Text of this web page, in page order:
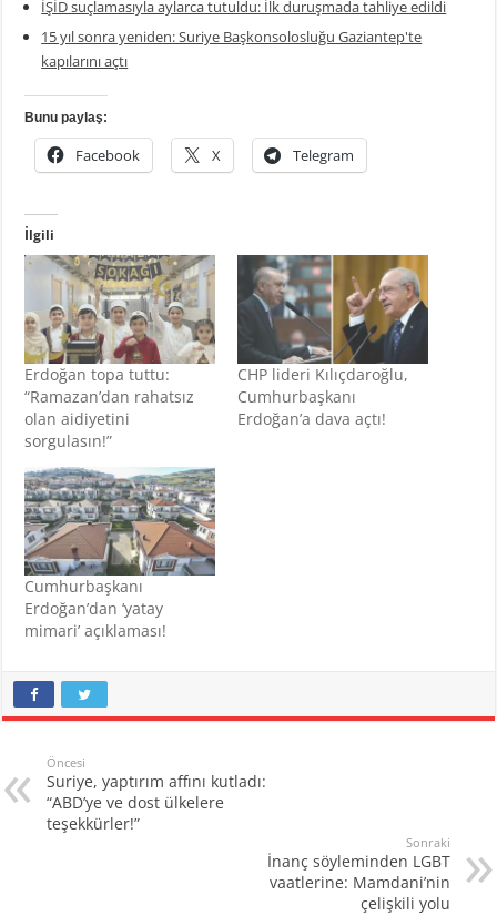
İŞİD suçlamasıyla aylarca tutuldu: İlk duruşmada tahliye edildi
15 yıl sonra yeniden: Suriye Başkonsolosluğu Gaziantep'te
kapılarını açtı
Bunu paylaş:
Facebook X Telegram
İlgili
Erdoğan topa tuttu:
“Ramazan’dan rahatsız
olan aidiyetini
sorgulasın!”
CHP lideri Kılıçdaroğlu,
Cumhurbaşkanı
Erdoğan’a dava açtı!
Cumhurbaşkanı
Erdoğan’dan ‘yatay
mimari’ açıklaması!
Öncesi
Suriye, yaptırım affını kutladı:
“ABD’ye ve dost ülkelere
teşekkürler!”
Sonraki
İnanç söyleminden LGBT
vaatlerine: Mamdani’nin
çelişkili yolu